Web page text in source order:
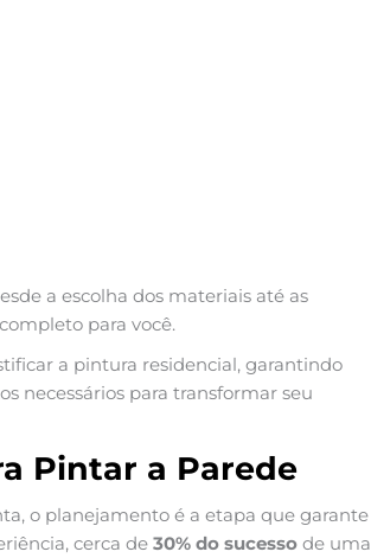
a escolha dos materiais até as
para você.
a pintura residencial, garantindo
necessários para transformar seu
Pintar a Parede
o planejamento é a etapa que garante
cerca de 30% do sucesso de uma